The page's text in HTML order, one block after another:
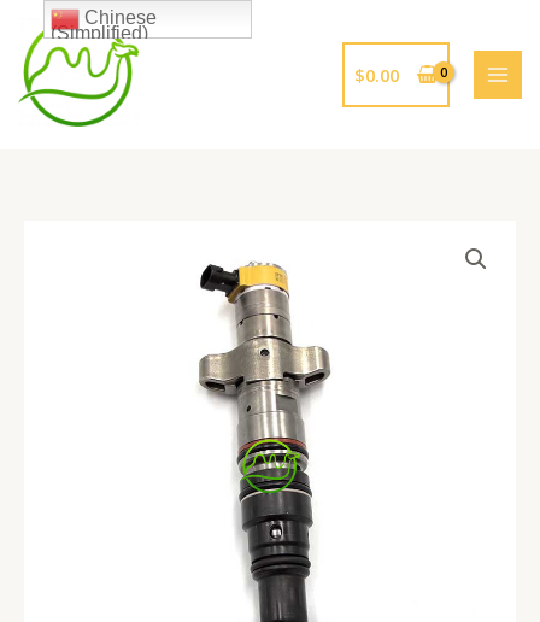
$0.00
Chinese
(Simplified)